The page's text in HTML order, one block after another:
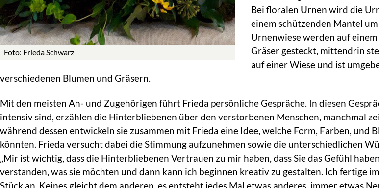
Foto: Frieda Schwarz
Bei floralen Urnen wird die
einem schützenden Mantel
Urnenwiese werden auf
Gräser gesteckt, mittendrin
auf einer Wiese und ist
verschiedenen Blumen und Gräsern.
Mit den meisten An- und Zugehörigen führt Frieda persönliche Gespräche. In diesen
intensiv sind, erzählen die Hinterbliebenen über den verstorbenen Menschen, manchmal
während dessen entwickeln sie zusammen mit Frieda eine Idee, welche Form, Farben, und
könnten. Frieda versucht dabei die Stimmung aufzunehmen sowie die unterschiedlichen
„Mir ist wichtig, dass die Hinterbliebenen Vertrauen zu mir haben, dass Sie das Gefühl
verstanden, was sie möchten und dann kann ich beginnen kreativ zu gestalten. Ich fertige
Stück an. Keines gleicht dem anderen, es entsteht jedes Mal etwas anderes, immer etwas